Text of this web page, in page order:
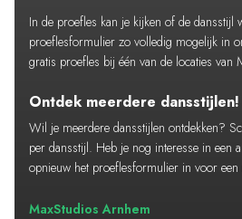
In de proefles kan je kijken of de dansstijl
proeflesformulier zo volledig mogelijk in
gratis proefles bij één van de locaties van
Ontdek meerdere dansstijlen!
Wil je meerdere dansstijlen ontdekken?
per dansstijl. Heb je nog interesse in een
opnieuw het proeflesformulier in voor een
MaxStudios Arnhem